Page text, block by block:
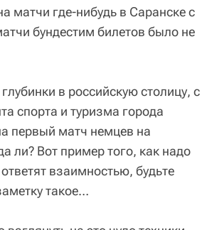
матчи где-нибудь в Саранске с
бундестим билетов было не
в российскую столицу, с
спорта и туризма города
первый матч немцев на
ли? Вот пример того, как надо
взаимностью, будьте
такое…